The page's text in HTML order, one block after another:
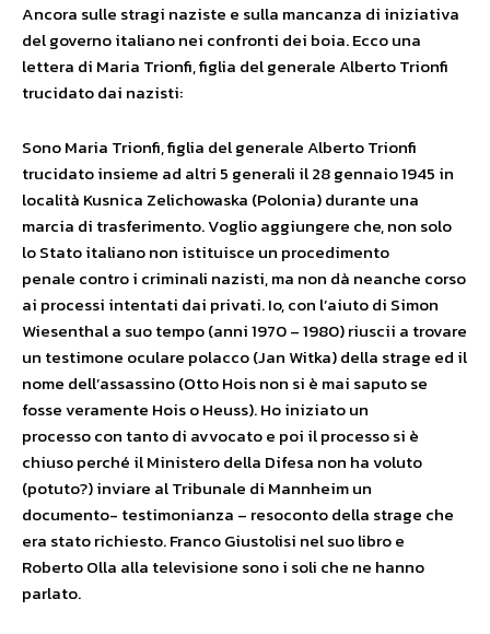
Ancora sulle stragi naziste e sulla mancanza di iniziativa
del governo italiano nei confronti dei boia. Ecco una
lettera di Maria Trionfi, figlia del generale Alberto Trionfi
trucidato dai nazisti:
Sono Maria Trionfi, figlia del generale Alberto Trionfi
trucidato insieme ad altri 5 generali il 28 gennaio 1945 in
località Kusnica Zelichowaska (Polonia) durante una
marcia di trasferimento. Voglio aggiungere che, non solo
lo Stato italiano non istituisce un procedimento
penale contro i criminali nazisti, ma non dà neanche corso
ai processi intentati dai privati. Io, con l’aiuto di Simon
Wiesenthal a suo tempo (anni 1970 – 1980) riuscii a trovare
un testimone oculare polacco (Jan Witka) della strage ed il
nome dell’assassino (Otto Hois non si è mai saputo se
fosse veramente Hois o Heuss). Ho iniziato un
processo con tanto di avvocato e poi il processo si è
chiuso perché il Ministero della Difesa non ha voluto
(potuto?) inviare al Tribunale di Mannheim un
documento- testimonianza – resoconto della strage che
era stato richiesto. Franco Giustolisi nel suo libro e
Roberto Olla alla televisione sono i soli che ne hanno
parlato.